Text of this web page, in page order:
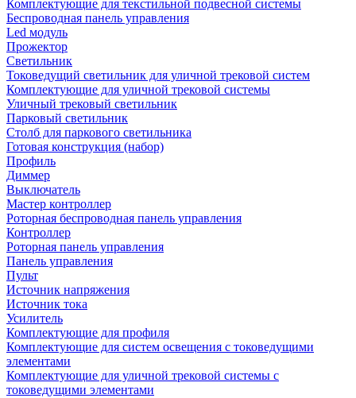
Комплектующие для текстильной подвесной системы
Беспроводная панель управления
Led модуль
Прожектор
Светильник
Токоведущий светильник для уличной трековой систем
Комплектующие для уличной трековой системы
Уличный трековый светильник
Парковый светильник
Столб для паркового светильника
Готовая конструкция (набор)
Профиль
Диммер
Выключатель
Мастер контроллер
Роторная беспроводная панель управления
Контроллер
Роторная панель управления
Панель управления
Пульт
Источник напряжения
Источник тока
Усилитель
Комплектующие для профиля
Комплектующие для систем освещения с токоведущими
элементами
Комплектующие для уличной трековой системы с
токоведущими элементами